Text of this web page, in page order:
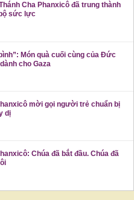
Cha Phanxicô đã trung thành
sức lực
Món quà cuối cùng của Đức
cho Gaza
mời gọi người trẻ chuẩn bị
dị
Chúa đã bắt đầu. Chúa đã